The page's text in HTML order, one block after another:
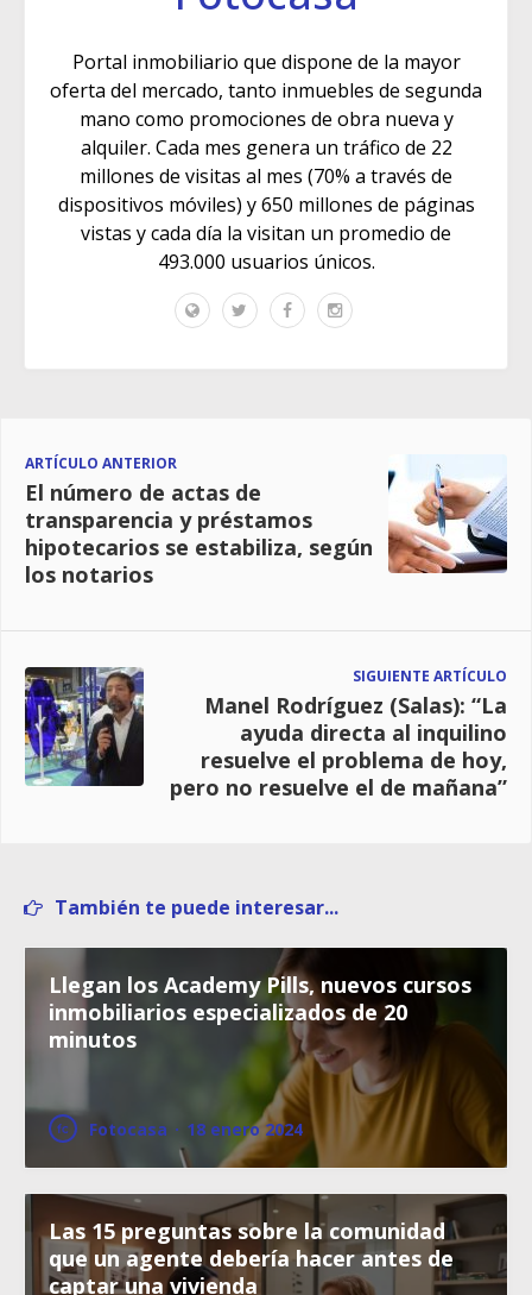
Portal inmobiliario que dispone de la mayor
oferta del mercado, tanto inmuebles de segunda
mano como promociones de obra nueva y
alquiler. Cada mes genera un tráfico de 22
millones de visitas al mes (70% a través de
dispositivos móviles) y 650 millones de páginas
vistas y cada día la visitan un promedio de
493.000 usuarios únicos.
ARTÍCULO ANTERIOR
El número de actas de
transparencia y préstamos
hipotecarios se estabiliza, según
los notarios
SIGUIENTE ARTÍCULO
Manel Rodríguez (Salas): “La
ayuda directa al inquilino
resuelve el problema de hoy,
pero no resuelve el de mañana”
También te puede interesar...
Llegan los Academy Pills, nuevos cursos
inmobiliarios especializados de 20
minutos
Fotocasa · 18 enero 2024
Las 15 preguntas sobre la comunidad
que un agente debería hacer antes de
captar una vivienda